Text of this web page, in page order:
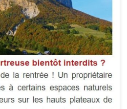
interdits ? C’est la polémique de
interdire l’accès à certains espaces
sur les hauts plateaux de
et font valoir leurs
jeudi à 19h15 et le lendemain […]